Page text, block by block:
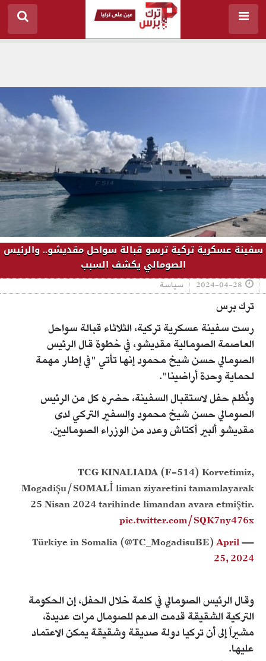
سفينة عسكرية تركية ترسو قبالة سواحل مقديشو.. والرئيس
الصومالي يكشف السبب
2024-04-28 سياسة
ترك برس
رست سفينة عسكرية تركية، الثلاثاء قبالة سواحل
العاصمة الصومالية مقديشو، في خطوة قال الرئيس
الصومالي حسن شيخ محمود إنها تأتي "في إطار مهمة
لحماية وحدة أراضينا".
ونُظم حفل لاستقبال السفينة، حضره كل من الرئيس
الصومالي حسن شيخ محمود والسفير التركي لدى
مقديشو ألبير أكتاش وعدد من الوزراء الصوماليين.
TCG KINALIADA (F-514) Korvetimiz,
Mogadişu/SOMALİ liman ziyaretini tamamlayarak
25 Nisan 2024 tarihinde limandan avara etmiştir.
pic.twitter.com/SQK7ny476x
— Türkiye in Somalia (@TC_MogadisuBE)
April
25, 2024
وقال الرئيس الصومالي في كلمة خلال الحفل، إن الحكومة
التركية الشقيقة قدمت الدعم للصومال مرات عديدة،
مشيراً إلى أن تركيا دولة صديقة وشقيقة يمكن الاعتماد
عليها.